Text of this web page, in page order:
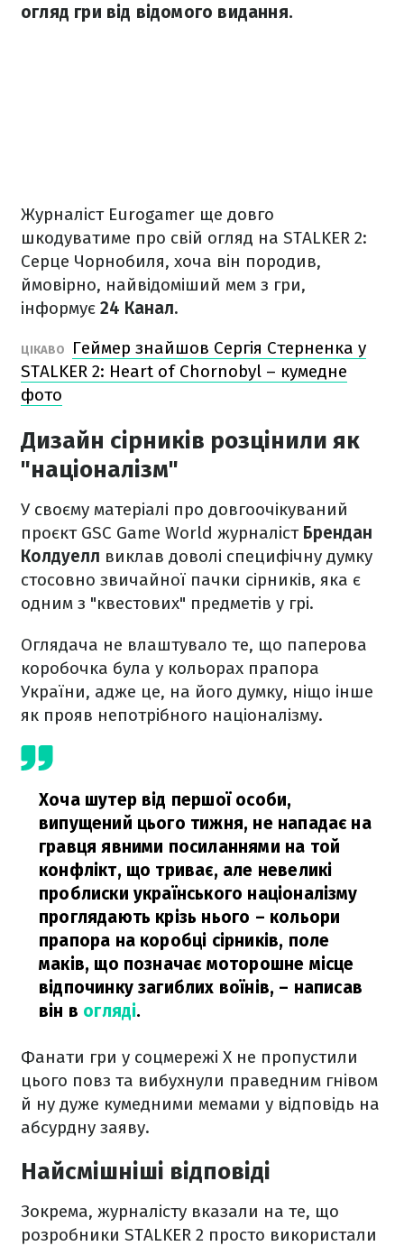
огляд гри від відомого видання.
Журналіст Eurogamer ще довго
шкодуватиме про свій огляд на STALKER 2:
Серце Чорнобиля, хоча він породив,
ймовірно, найвідоміший мем з гри,
інформує 24 Канал.
ЦІКАВО
Геймер знайшов Сергія Стерненка у
STALKER 2: Heart of Chornobyl – кумедне
фото
Дизайн сірників розцінили як
"націоналізм"
У своєму матеріалі про довгоочікуваний
проєкт GSC Game World журналіст Брендан
Колдуелл виклав доволі специфічну думку
стосовно звичайної пачки сірників, яка є
одним з "квестових" предметів у грі.
Оглядача не влаштувало те, що паперова
коробочка була у кольорах прапора
України, адже це, на його думку, ніщо інше
як прояв непотрібного націоналізму.
Хоча шутер від першої особи,
випущений цього тижня, не нападає на
гравця явними посиланнями на той
конфлікт, що триває, але невеликі
проблиски українського націоналізму
проглядають крізь нього – кольори
прапора на коробці сірників, поле
маків, що позначає моторошне місце
відпочинку загиблих воїнів, – написав
він в огляді.
Фанати гри у соцмережі X не пропустили
цього повз та вибухнули праведним гнівом
й ну дуже кумедними мемами у відповідь на
абсурдну заяву.
Найсмішніші відповіді
Зокрема, журналісту вказали на те, що
розробники STALKER 2 просто використали